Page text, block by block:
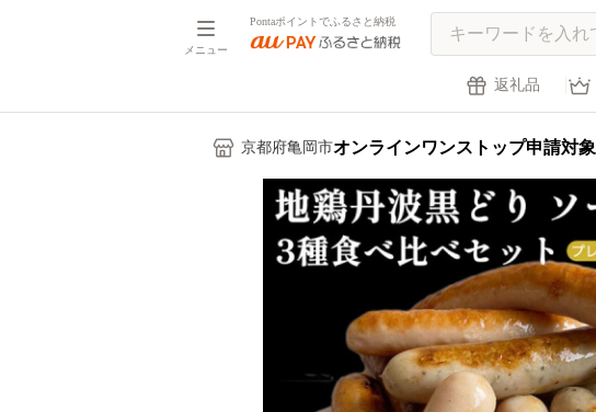
メニュー
Pontaポイントでふるさと納税
返礼品
京都府亀岡市オンラインワンストップ申請対象